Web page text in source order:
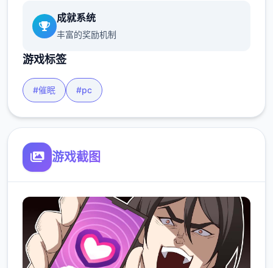
成就系统
丰富的奖励机制
游戏标签
#催眠 #pc
游戏截图